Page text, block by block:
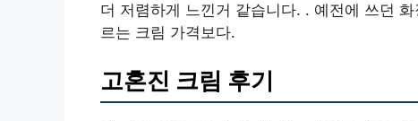
더 저렴하게 느낀거 같습니다. . 예전에 쓰던
르는 크림 가격보다.
고혼진 크림 후기